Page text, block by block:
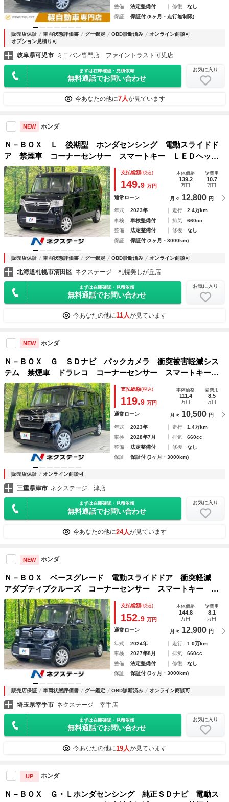
整備
法定整備付 修復
なし
保証
保証付 (6ヶ月・走行無制限)
販売店保証 車両状態評価書 グー鑑定 OBD診断済み
オンライン商談可
オプション見積り可
岐阜県可児市 ミニバン専門店 ファイントラスト可児店
まずは在庫確認・見積依頼
無料通話でお問い合わせ
お気に入り
今あなたの他に7人が見ています
NEW ホンダ
Ｎ－ＢＯＸ Ｌ 後期型 ホンダセンシング 電動スライドド
ア 禁煙車 コーナーセンサー スマートキー ＬＥＤヘッ
ド オートハイビーム 車線逸脱警報 オートライト オート
エアコン ＣＤ
支払総額(税込)
149.9 万円
本体価格
139.2
万円
諸費用
10.7
万円
通常ローン 月々 12,800 円
年式 2023年 走行
2.4万km
車検
車検整備付 排気
660cc
整備
法定整備付 修復
なし
保証
保証付 (3ヶ月・3000km)
販売店保証 車両状態評価書 グー鑑定 OBD診断済み オンライン商談可
北海道札幌市清田区 ネクステージ 札幌美しが丘店
まずは在庫確認・見積依頼
無料通話でお問い合わせ
お気に入り
今あなたの他に11人が見ています
NEW ホンダ
Ｎ－ＢＯＸ Ｇ ＳＤナビ バックカメラ 衝突被害軽減シス
テム 禁煙車 ドラレコ コーナーセンサー スマートキー
ＬＥＤヘッド ＥＴＣ 車線逸脱警報 オートライト オート
エアコン Ｂｌｕｅｔｏｏｔｈ ＣＤ ＤＶＤ再生
支払総額(税込)
119.9 万円
本体価格
111.4
万円
諸費用
8.5
万円
通常ローン 月々 10,500 円
年式 2023年 走行
1.4万km
車検
2028年7月 排気
660cc
整備
法定整備付 修復
なし
保証
保証付 (3ヶ月・3000km)
販売店保証 オンライン商談可
三重県津市 ネクステージ 津店
まずは在庫確認・見積依頼
無料通話でお問い合わせ
お気に入り
今あなたの他に24人が見ています
NEW ホンダ
Ｎ－ＢＯＸ ベースグレード 電動スライドドア 衝突軽減
アダプティブクルーズ コーナーセンサー スマートキー Ｌ
ＥＤヘッド ＵＳＢ入力端子 ＡＵＸ接続
支払総額(税込)
152.9 万円
本体価格
144.8
万円
諸費用
8.1
万円
通常ローン 月々 12,900 円
年式 2024年 走行
1.0万km
車検
2027年8月 排気
660cc
整備
法定整備付 修復
なし
保証
保証付 (3ヶ月・3000km)
販売店保証 車両状態評価書 グー鑑定 OBD診断済み オンライン商談可
埼玉県幸手市 ネクステージ 幸手店
まずは在庫確認・見積依頼
無料通話でお問い合わせ
お気に入り
今あなたの他に19人が見ています
UP ホンダ
Ｎ－ＢＯＸ Ｇ・Ｌホンダセンシング 純正ＳＤナビ 電動ス